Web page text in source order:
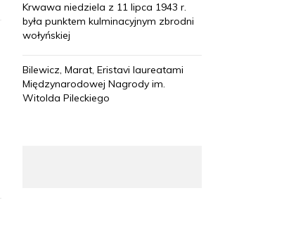
Krwawa niedziela z 11 lipca 1943 r.
była punktem kulminacyjnym zbrodni
wołyńskiej
Bilewicz, Marat, Eristavi laureatami
Międzynarodowej Nagrody im.
Witolda Pileckiego